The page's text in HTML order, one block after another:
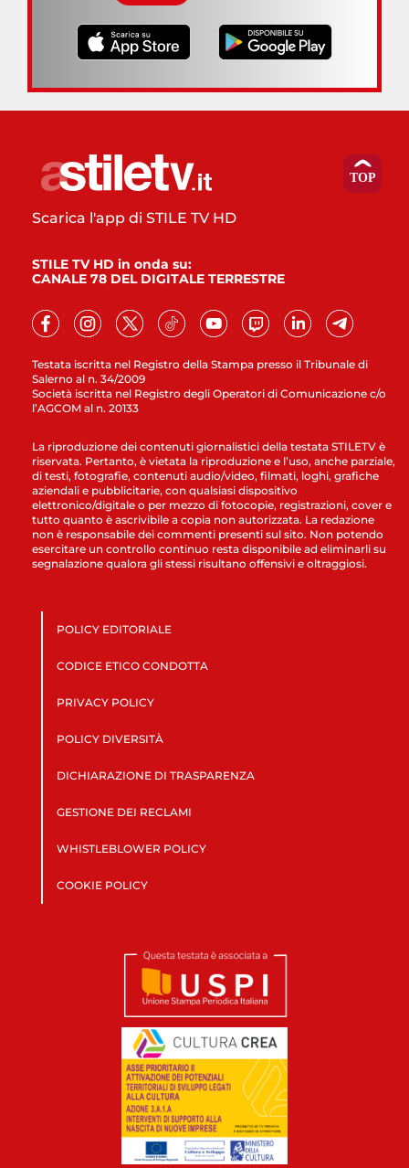
Testata iscritta nel Registro della Stampa presso il Tribunale di
Salerno al n. 34/2009
Società iscritta nel Registro degli Operatori di Comunicazione c/o
l’AGCOM al n. 20133
Scarica l'app di STILE TV HD
STILE TV HD in onda su:
CANALE 78 DEL DIGITALE TERRESTRE
La riproduzione dei contenuti giornalistici della testata STILETV è
riservata. Pertanto, è vietata la riproduzione e l’uso, anche parziale,
di testi, fotografie, contenuti audio/video, filmati, loghi, grafiche
aziendali e pubblicitarie, con qualsiasi dispositivo
elettronico/digitale o per mezzo di fotocopie, registrazioni, cover e
tutto quanto è ascrivibile a copia non autorizzata. La redazione
non è responsabile dei commenti presenti sul sito. Non potendo
esercitare un controllo continuo resta disponibile ad eliminarli su
segnalazione qualora gli stessi risultano offensivi e oltraggiosi.
POLICY EDITORIALE
CODICE ETICO CONDOTTA
PRIVACY POLICY
POLICY DIVERSITÀ
DICHIARAZIONE DI TRASPARENZA
GESTIONE DEI RECLAMI
WHISTLEBLOWER POLICY
COOKIE POLICY